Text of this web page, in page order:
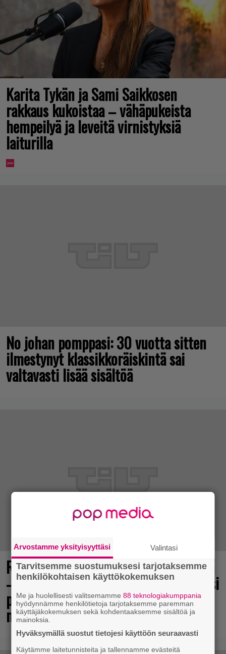
Karita Tykän ja Sami Saikkosen
rakkaus kukoistaa – vähäpukeista
hempeilyä ja leveitä virnistyksiä
laiturilla
No johan pomppasi: 30 vuotta sitten
ilmestynyt klassikkoräiskintä sai
valtavasti lisää sisältöä
Rakastettu pelisarja täyttää 25 vuotta
– vuonna 2012 julkaistu osa ilmaiseksi
pc:lle, muita osia voi testailla
maksutta
Arvostamme yksityisyyttäsi Valintasi
Tarvitsemme suostumuksesi tarjotaksemme
henkilökohtaisen käyttökokemuksen
Me ja huolellisesti valitsemamme88 teknologiakumppania
hyödynnämme henkilötietoja tarjotaksemme paremman
käyttäjäkokemuksen sekä kohdentaaksemme sisältöä ja
mainoksia.
Hyväksymällä suostut tietojesi käyttöön seuraavasti
Käytämme laitetunnisteita ja tallennamme evästeitä